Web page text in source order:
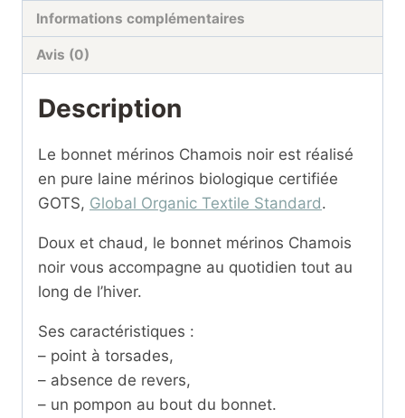
Informations complémentaires
Avis (0)
Description
Le bonnet mérinos Chamois noir est réalisé
en pure laine mérinos biologique certifiée
GOTS, Global Organic Textile Standard.
Doux et chaud, le bonnet mérinos Chamois
noir vous accompagne au quotidien tout au
long de l’hiver.
Ses caractéristiques :
– point à torsades,
– absence de revers,
– un pompon au bout du bonnet.